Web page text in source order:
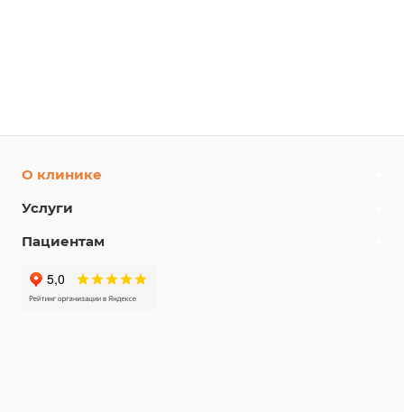
О клинике
Услуги
Пациентам